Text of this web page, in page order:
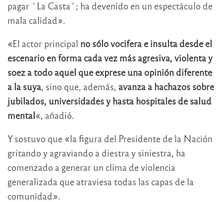
pagar ´La Casta´; ha devenido en un espectáculo de
mala calidad».
«El actor principal no sólo vocifera e insulta desde el
escenario en forma cada vez más agresiva, violenta y
soez a todo aquel que exprese una opinión diferente
a la suya, sino que, además, avanza a hachazos sobre
jubilados, universidades y hasta hospitales de salud
mental«, añadió.
Y sostuvo que «la figura del Presidente de la Nación
gritando y agraviando a diestra y siniestra, ha
comenzado a generar un clima de violencia
generalizada que atraviesa todas las capas de la
comunidad».